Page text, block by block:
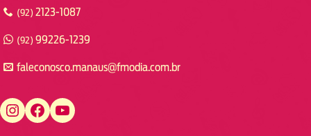
(92) 2123-1087
(92) 99226-1239
faleconosco.manaus@fmodia.com.br
https://www.instagram.com/fmodiamanaus/ https://www.facebook.com/fmodiamanaus https://www.youtube.com/user/radiofmodia